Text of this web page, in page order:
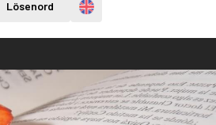
Lösenord Engelska